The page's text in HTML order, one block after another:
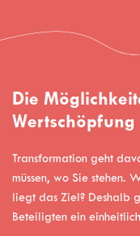
Die
Transformation geht
müssen, wo Sie stehen.
liegt das Ziel? Deshalb
Beteiligten ein